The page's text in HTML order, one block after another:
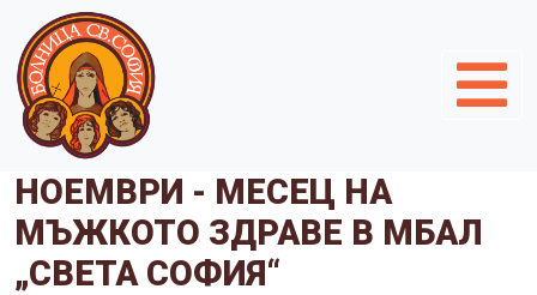
НОЕМВРИ - МЕСЕЦ НА
МЪЖКОТО ЗДРАВЕ В МБАЛ
„СВЕТА СОФИЯ“